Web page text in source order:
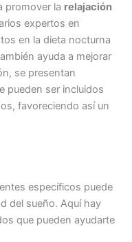
promover la relajación
expertos en
en la dieta nocturna
ayuda a mejorar
se presentan
pueden ser incluidos
favoreciendo así un
específicos puede
del sueño. Aquí hay
que pueden ayudarte